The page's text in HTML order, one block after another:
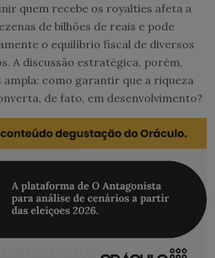
quem recebe os royalties afeta a
de bilhões de reais e pode
o equilíbrio fiscal de diversos
A discussão estratégica, porém,
ampla: como garantir que a riqueza
de fato, em desenvolvimento?